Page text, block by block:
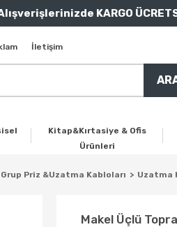
KARGO
İletişim
Kitap&Kırtasiye & Ofis
Ürünleri
Grup Priz &Uzatma Kabloları Uzatma
Makel Üçlü